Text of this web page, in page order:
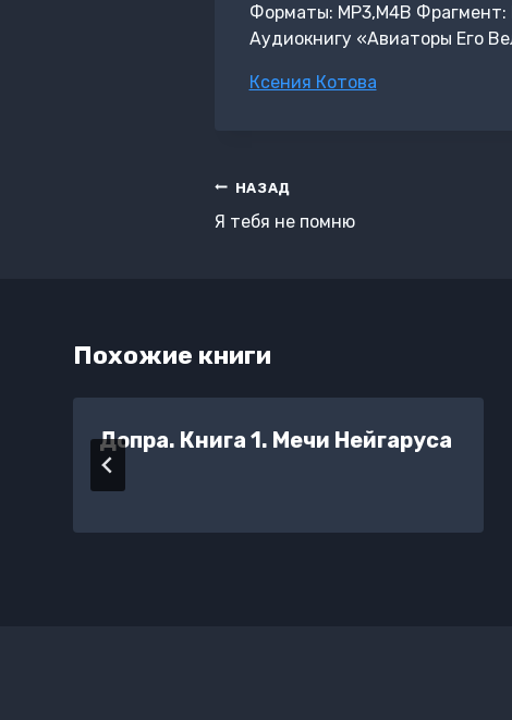
Форматы: MP3,M4B
Аудиокнигу «Авиаторы Его
Метки
Ксения Котова
Навигация
по
НАЗАД
Я тебя не помню
Похожие книги
Допра. Книга 1. Мечи Нейгаруса